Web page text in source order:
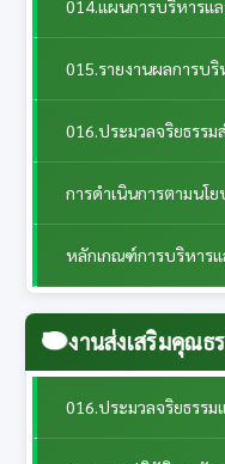
014.แผนการบริหาร
015.รายงานผลการ
016.ประมวลจริยธรร
การดำเนินการตามนโ
หลักเกณฑ์การบริหาร
งานส่งเสริมคุณธ
016.ประมวลจริยธรรม